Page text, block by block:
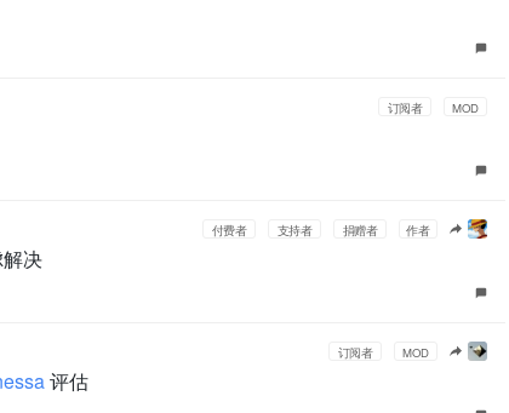
订阅者 MOD
付费者 支持者 捐赠者 作者
决
订阅者 MOD
评估